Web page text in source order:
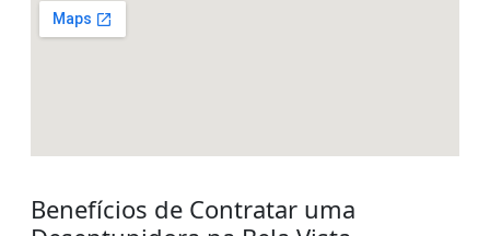
Benefícios de Contratar uma